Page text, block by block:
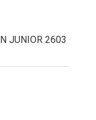
JUNIOR 2603